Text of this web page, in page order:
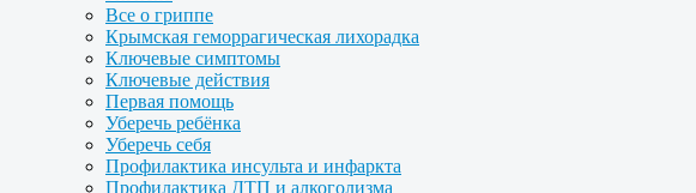
Все о гриппе
Крымская геморрагическая лихорадка
Ключевые симптомы
Ключевые действия
Первая помощь
Уберечь ребёнка
Уберечь себя
Профилактика инсульта и инфаркта
Профилактика ДТП и алкоголизма